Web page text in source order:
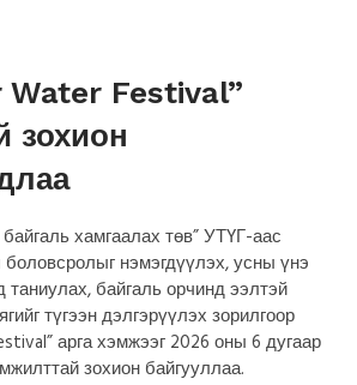
Festival”
зохион
хамгаалах төв” УТҮГ-аас
нэмэгдүүлэх, усны үнэ
таниулах, байгаль орчинд ээлтэй
түгээн дэлгэрүүлэх зорилгоор
арга хэмжээг 2026 оны 6 дугаар
зохион байгууллаа.